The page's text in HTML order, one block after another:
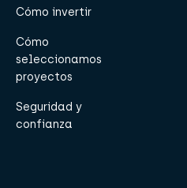
Cómo invertir
Cómo
seleccionamos
proyectos
Seguridad y
confianza